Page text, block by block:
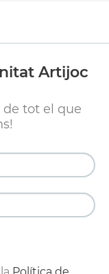
Artijoc
de tot el que